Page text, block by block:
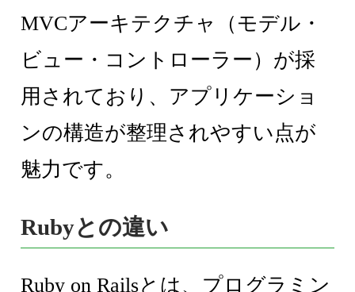
MVCアーキテクチャ（モデル・
ビュー・コントローラー）が採
用されており、アプリケーショ
ンの構造が整理されやすい点が
魅力です。
Rubyとの違い
Ruby on Railsとは、プログラミン